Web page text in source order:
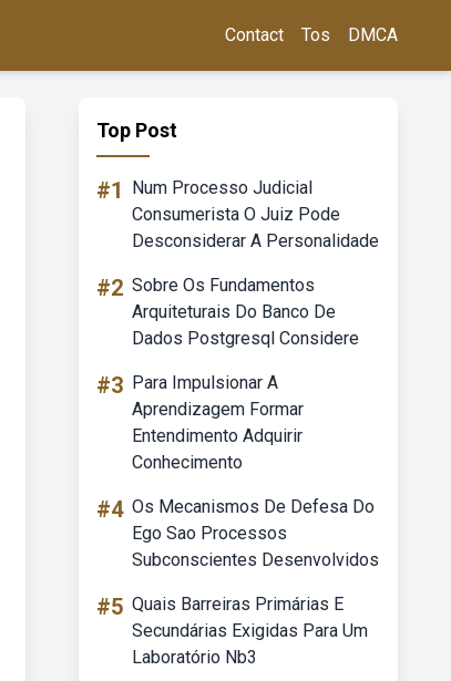
Contact Tos DMCA
Top Post
#1
Num Processo Judicial
Consumerista O Juiz Pode
Desconsiderar A Personalidade
#2 Sobre Os Fundamentos
Arquiteturais Do Banco De
Dados Postgresql Considere
#3 Para Impulsionar A
Aprendizagem Formar
Entendimento Adquirir
Conhecimento
#4 Os Mecanismos De Defesa Do
Ego Sao Processos
Subconscientes Desenvolvidos
#5 Quais Barreiras Primárias E
Secundárias Exigidas Para Um
Laboratório Nb3